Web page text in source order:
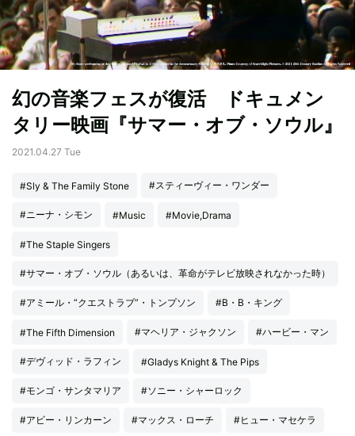
幻の音楽フェスが復活 ドキュメン
タリー映画『サマー・オブ・ソウル』
2021.04.27 Tue
#Sly & The Family Stone #スティーヴィー・ワンダー
#ニーナ・シモン #Music #Movie,Drama
#The Staple Singers
#サマー・オブ・ソウル（あるいは、革命がテレビ放映されなかった時）
#アミール・“クエストラブ”・トンプソン #B・B・キング
#The Fifth Dimension #マヘリア・ジャクソン #ハービー・マン
#デヴィッド・ラフィン #Gladys Knight & The Pips
#モンゴ・サンタマリア #ソニー・シャーロック
#アビー・リンカーン #マックス・ローチ #ヒュー・マセケラ